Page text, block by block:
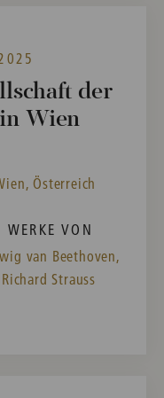
der
Wien
Österreich
WERKE VON
van Beethoven,
Richard Strauss